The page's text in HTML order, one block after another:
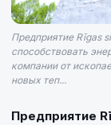
Предприятие Rīgas
способствовать
компании от
новых теп...
Предприятие